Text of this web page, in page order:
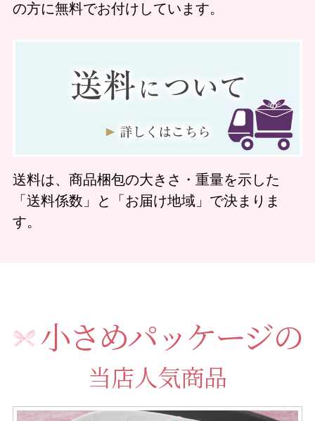
の方に無料でお付けしています。
送料は、商品梱包の大きさ・重量を示した
「送料係数」と「お届け地域」で決まりま
す。
小さめパッケージの
当店人気商品